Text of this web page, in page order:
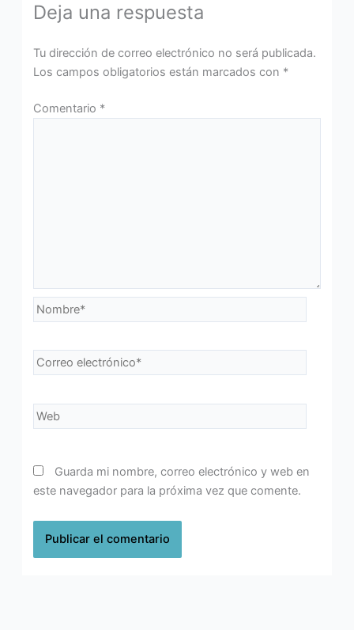
Deja una respuesta
Tu dirección de correo electrónico no será publicada.
Los campos obligatorios están marcados con *
Comentario *
Nombre*
Correo
electrónico*
Web
Guarda mi nombre, correo electrónico y web en
este navegador para la próxima vez que comente.